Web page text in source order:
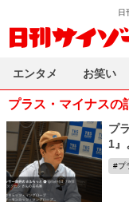
日
プラス・マイナスの
プ
1』
プ
エンタメ お笑い